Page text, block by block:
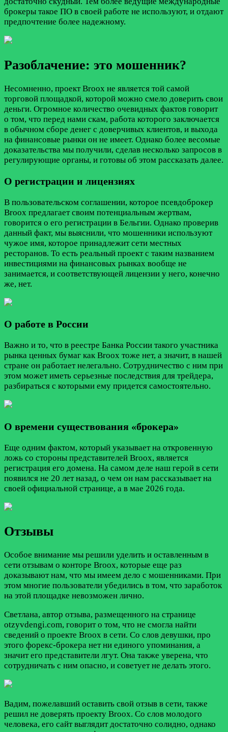
брокеры такое ПО в своей работе не используют, и отдают
предпочтение более надежному.
Разоблачение: это мошенник?
Несомненно, проект Broox не является той самой
торговой площадкой, которой можно смело доверить свои
деньги. Огромное количество очевидных фактов говорит
о том, что перед нами скам, работа которого заключается
в обычном сборе денег с доверчивых клиентов, и выхода
на финансовые рынки он не имеет. Однако более весомые
доказательства мы получили, сделав несколько запросов в
регулирующие органы, и готовы об этом рассказать далее.
О регистрации и лицензиях
В пользовательском соглашении, которое псевдоброкер
Broox предлагает своим потенциальным жертвам,
говорится о его регистрации в Бельгии. Однако проверив
данный факт, мы выяснили, что мошенники используют
чужое имя, которое принадлежит сети местных
ресторанов. То есть реальный проект с таким названием
инвестициями на финансовых рынках вообще не
занимается, и соответствующей лицензии у него, конечно
же, нет.
О работе в России
Важно и то, что в реестре Банка России такого участника
рынка ценных бумаг как Broox тоже нет, а значит, в нашей
стране он работает нелегально. Сотрудничество с ним при
этом может иметь серьезные последствия для трейдера,
разбираться с которыми ему придется самостоятельно.
О времени существования «брокера»
Еще одним фактом, который указывает на откровенную
ложь со стороны представителей Broox, является
регистрация его домена. На самом деле наш герой в сети
появился не 20 лет назад, о чем он нам рассказывает на
своей официальной странице, а в мае 2026 года.
Отзывы
Особое внимание мы решили уделить и оставленным в
сети отзывам о конторе Broox, которые еще раз
доказывают нам, что мы имеем дело с мошенниками. При
этом многие пользователи убедились в том, что заработок
на этой площадке невозможен лично.
Светлана, автор отзыва, размещенного на странице
otzyvdengi.com, говорит о том, что не смогла найти
сведений о проекте Broox в сети. Со слов девушки, про
этого форекс-брокера нет ни единого упоминания, а
значит его представители лгут. Она также уверена, что
сотрудничать с ним опасно, и советует не делать этого.
Вадим, пожелавший оставить свой отзыв в сети, также
решил не доверять проекту Broox. Со слов молодого
человека, его сайт выглядит достаточно солидно, однако